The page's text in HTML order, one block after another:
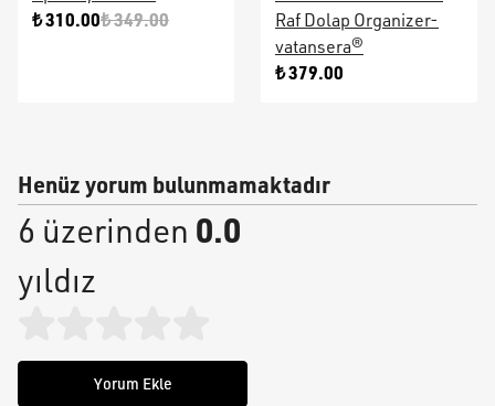
₺ 310.00₺ 349.00
Raf Dolap Organizer-
vatansera®
₺ 379.00
Henüz yorum bulunmamaktadır
6 üzerinden 0.0
yıldız
Yorum Ekle